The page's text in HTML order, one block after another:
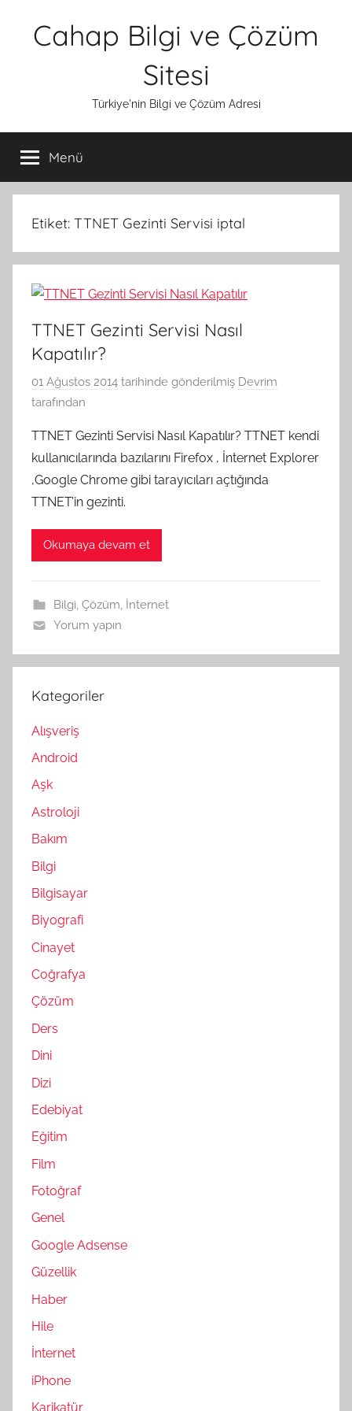
Cahap Bilgi ve Çözüm
Sitesi
Türkiye'nin Bilgi ve Çözüm Adresi
Menü
Etiket: TTNET Gezinti Servisi iptal
TTNET Gezinti Servisi Nasıl
Kapatılır?
01 Ağustos 2014 tarihinde gönderilmiş Devrim
tarafından
TTNET Gezinti Servisi Nasıl Kapatılır? TTNET kendi
kullanıcılarında bazılarını Firefox , İnternet Explorer
,Google Chrome gibi tarayıcıları açtığında
TTNET’in gezinti.
Okumaya devam et
Bilgi Çözüm İnternet
Yorum yapın
Kategoriler
Alışveriş
Android
Aşk
Astroloji
Bakım
Bilgi
Bilgisayar
Biyografi
Cinayet
Coğrafya
Çözüm
Ders
Dini
Dizi
Edebiyat
Eğitim
Film
Fotoğraf
Genel
Google Adsense
Güzellik
Haber
Hile
İnternet
iPhone
Karikatür